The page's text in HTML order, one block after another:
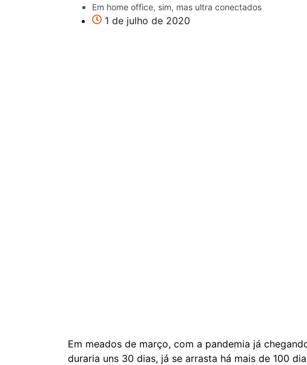
Em home office, sim, mas ultra conectados
1 de julho de 2020
Em meados de março, com a pandemia já
duraria uns 30 dias, já se arrasta há mais de 100